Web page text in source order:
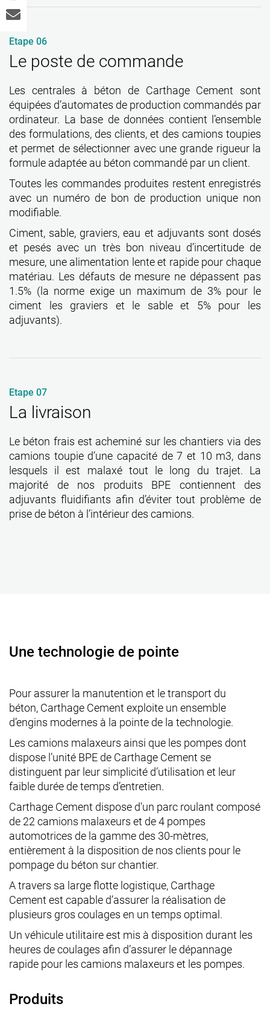
Etape 06
Le poste de commande
Les centrales à béton de Carthage Cement sont
équipées d’automates de production commandés par
ordinateur. La base de données contient l’ensemble
des formulations, des clients, et des camions toupies
et permet de sélectionner avec une grande rigueur la
formule adaptée au béton commandé par un client.
Toutes les commandes produites restent enregistrés
avec un numéro de bon de production unique non
modifiable.
Ciment, sable, graviers, eau et adjuvants sont dosés
et pesés avec un très bon niveau d’incertitude de
mesure, une alimentation lente et rapide pour chaque
matériau. Les défauts de mesure ne dépassent pas
1.5% (la norme exige un maximum de 3% pour le
ciment les graviers et le sable et 5% pour les
adjuvants).
Etape 07
La livraison
Le béton frais est acheminé sur les chantiers via des
camions toupie d’une capacité de 7 et 10 m3, dans
lesquels il est malaxé tout le long du trajet. La
majorité de nos produits BPE contiennent des
adjuvants fluidifiants afin d’éviter tout problème de
prise de béton à l’intérieur des camions.
Une technologie de pointe
Pour assurer la manutention et le transport du
béton, Carthage Cement exploite un ensemble
d’engins modernes à la pointe de la technologie.
Les camions malaxeurs ainsi que les pompes dont
dispose l’unité BPE de Carthage Cement se
distinguent par leur simplicité d’utilisation et leur
faible durée de temps d’entretien.
Carthage Cement dispose d'un parc roulant composé
de 22 camions malaxeurs et de 4 pompes
automotrices de la gamme des 30-mètres,
entièrement à la disposition de nos clients pour le
pompage du béton sur chantier.
A travers sa large flotte logistique, Carthage
Cement est capable d’assurer la réalisation de
plusieurs gros coulages en un temps optimal.
Un véhicule utilitaire est mis à disposition durant les
heures de coulages afin d’assurer le dépannage
rapide pour les camions malaxeurs et les pompes.
Produits